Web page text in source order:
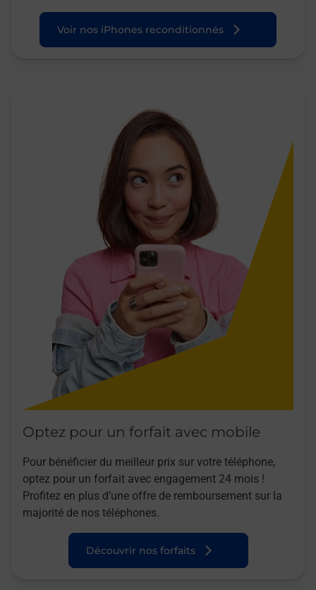
Voir nos iPhones reconditionnés
Optez pour un forfait avec mobile
Pour bénéficier du meilleur prix sur votre téléphone,
optez pour un forfait avec engagement 24 mois !
Profitez en plus d’une offre de remboursement sur la
majorité de nos téléphones.
Découvrir nos forfaits